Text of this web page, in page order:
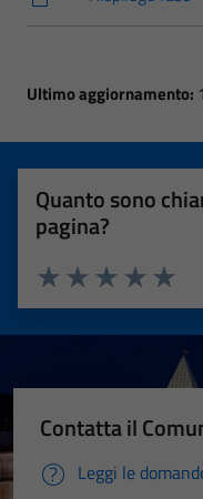
Ultimo aggiornamento:
Quanto sono
pagina?
Valuta 4
Valuta 3
Valuta 2 stelle su
Valuta 1 stelle su 5
Contatta il
Leggi le